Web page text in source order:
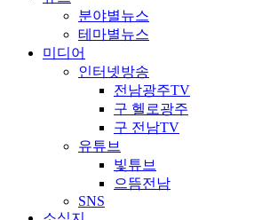
분야별뉴스
테마별뉴스
미디어
인터넷방송
전남광주TV
구 헬로광주
구 전남TV
유튜브
빛튜브
으뜸전남
SNS